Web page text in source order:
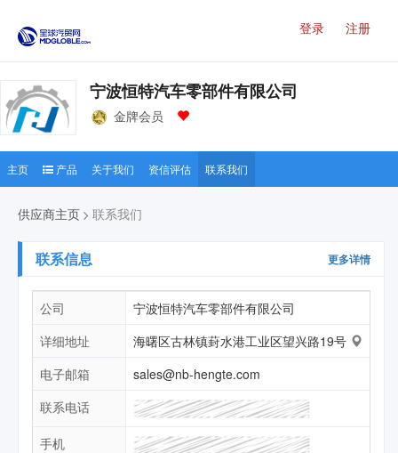
登录 注册
宁波恒特汽车零部件有限公司
金牌会员
主页 产品 关于我们 资信评估 联系我们
供应商主页 联系我们
联系信息 更多详情
公司
宁波恒特汽车零部件有限公司
详细地址
海曙区古林镇葑水港工业区望兴路19号
电子邮箱
sales@nb-hengte.com
联系电话
手机